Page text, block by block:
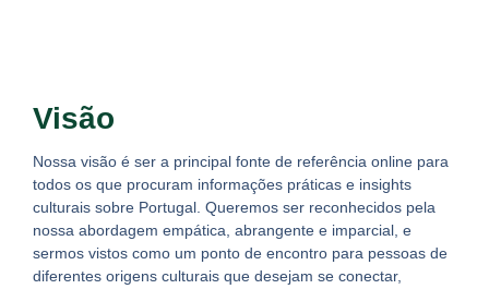
Visão
Nossa visão é ser a principal fonte de referência online para
todos os que procuram informações práticas e insights
culturais sobre Portugal. Queremos ser reconhecidos pela
nossa abordagem empática, abrangente e imparcial, e
sermos vistos como um ponto de encontro para pessoas de
diferentes origens culturais que desejam se conectar,